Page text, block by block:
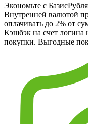
Экономьте с
Внутренней валютой
оплачивать до 2% от
Кэшбэк на счет логина
покупки. Выгодные